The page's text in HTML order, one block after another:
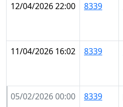
12/04/2026 22:00
8339
11/04/2026 16:02
8339
05/02/2026 00:00
8339